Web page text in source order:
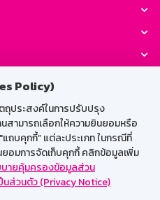
Policy)
ถุประสงค์ในการปรับปรุง
ามารถเลือกให้ความยินยอมหรือ
ถบคุกกี้” แต่ละประเภท ในกรณีที่
ยอมการจัดเก็บคุกกี้ คลิกข้อมูลเพิ่ม
บายคุ้มครองข้อมูลส่วน
นส่วนตัว (Privacy Notice)
นักงาน
M-Search